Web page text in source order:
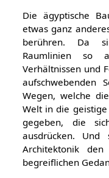
Die ägyptische
etwas ganz
berühren. Da
Raumlinien so
Verhältnissen und
aufschwebenden
Wegen, welche
Welt in die
gegeben, die
ausdrücken.
Architektonik
begreiflichen